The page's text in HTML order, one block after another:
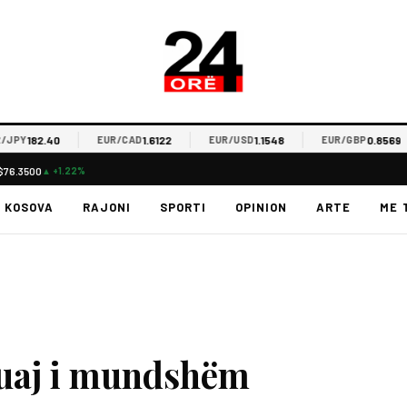
EUR/CAD1.6122 EUR/USD1.1548 EUR/GBP0.8569
▲ +1.22%
KOSOVA RAJONI SPORTI OPINION ARTE ME
i mundshëm